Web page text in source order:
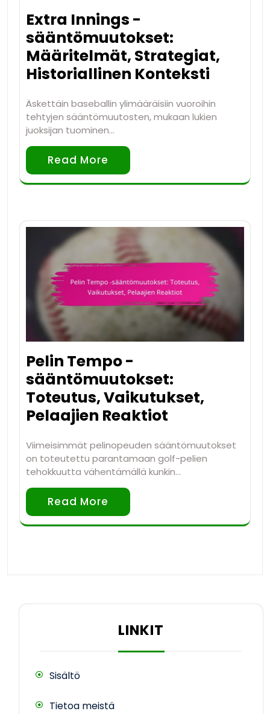
Extra Innings -
sääntömuutokset:
Määritelmät, Strategiat,
Historiallinen Konteksti
Äskettäin baseballin ylimääräisiin vuoroihin
tehtyjen sääntömuutosten, mukaan lukien
juoksijan tuominen…
Read More
Pelin Tempo -
sääntömuutokset:
Toteutus, Vaikutukset,
Pelaajien Reaktiot
Viimeisimmät pelinopeuden sääntömuutokset
on toteutettu parantamaan golf-pelien
tehokkuutta vähentämällä kunkin…
Read More
LINKIT
Sisältö
Tietoa meistä